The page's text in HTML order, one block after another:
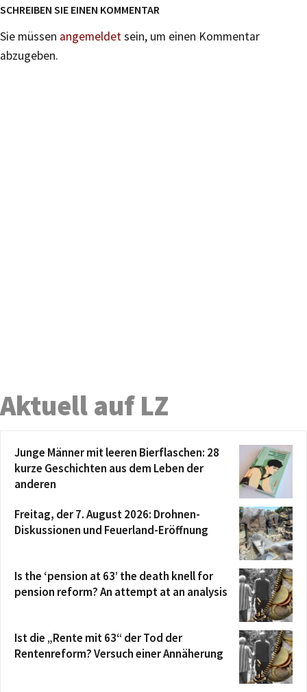
SCHREIBEN SIE EINEN KOMMENTAR
Sie müssen angemeldetsein, um einen Kommentar
abzugeben.
Aktuell auf LZ
Junge Männer mit leeren Bierflaschen: 28
kurze Geschichten aus dem Leben der
anderen
Freitag, der 7. August 2026: Drohnen-
Diskussionen und Feuerland-Eröffnung
Is the ‘pension at 63’ the death knell for
pension reform? An attempt at an analysis
Ist die „Rente mit 63“ der Tod der
Rentenreform? Versuch einer Annäherung